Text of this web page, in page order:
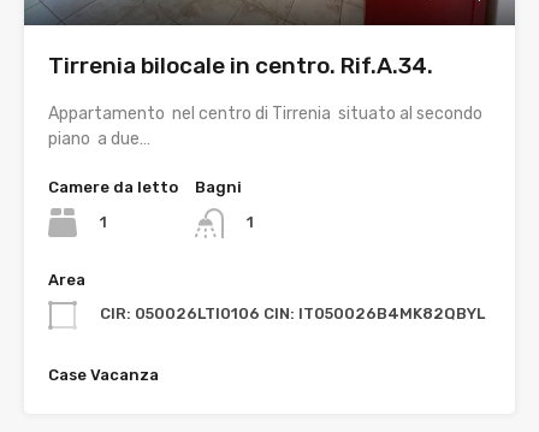
Tirrenia bilocale in centro. Rif.A.34.
Appartamento nel centro di Tirrenia situato al secondo
piano a due…
Camere da letto
1
Bagni
1
Area
CIR: 050026LTI0106 CIN: IT050026B4MK82QBYL
Case Vacanza